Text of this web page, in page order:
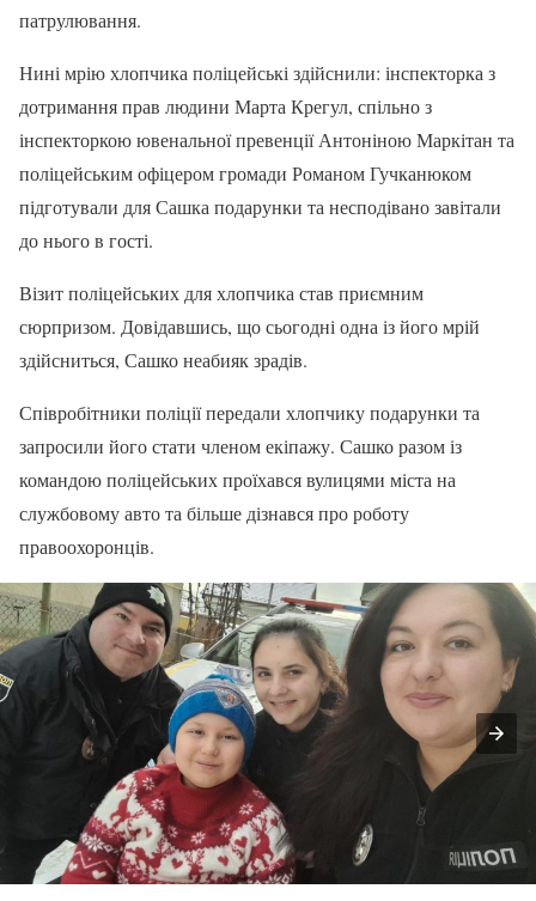
патрулювання.
Нині мрію хлопчика поліцейські здійснили: інспекторка з
дотримання прав людини Марта Крегул, спільно з
інспекторкою ювенальної превенції Антоніною Маркітан та
поліцейським офіцером громади Романом Гучканюком
підготували для Сашка подарунки та несподівано завітали
до нього в гості.
Візит поліцейських для хлопчика став приємним
сюрпризом. Довідавшись, що сьогодні одна із його мрій
здійсниться, Сашко неабияк зрадів.
Співробітники поліції передали хлопчику подарунки та
запросили його стати членом екіпажу. Сашко разом із
командою поліцейських проїхався вулицями міста на
службовому авто та більше дізнався про роботу
правоохоронців.